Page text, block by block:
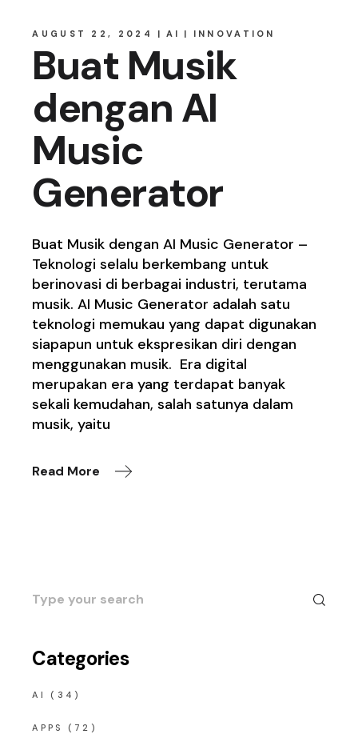
AUGUST 22, 2024 AI INNOVATION
Buat Musik
dengan AI
Music
Generator
Buat Musik dengan AI Music Generator –
Teknologi selalu berkembang untuk
berinovasi di berbagai industri, terutama
musik. AI Music Generator adalah satu
teknologi memukau yang dapat digunakan
siapapun untuk ekspresikan diri dengan
menggunakan musik. Era digital
merupakan era yang terdapat banyak
sekali kemudahan, salah satunya dalam
musik, yaitu
Read More
Search
for:
Categories
AI (34)
APPS (72)